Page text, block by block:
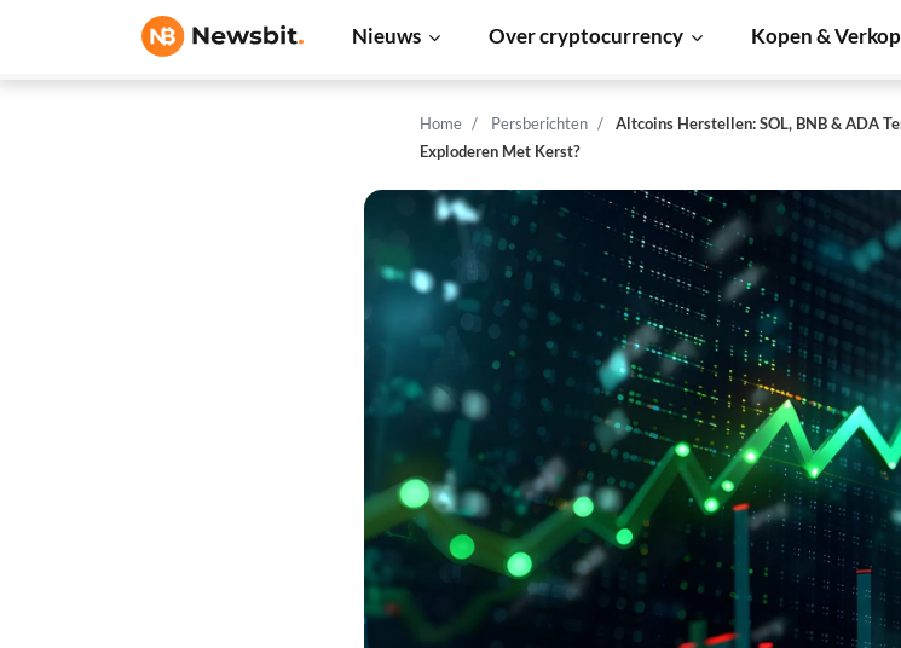
Nieuws Over cryptocurrency Kopen &
Home Persberichten
Altcoins Herstellen: SOL, BNB & ADA
Exploderen Met Kerst?